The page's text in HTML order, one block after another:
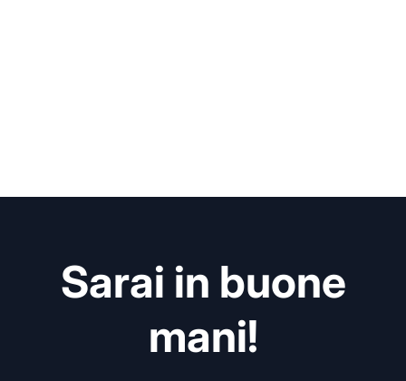
Sarai in buone
mani!